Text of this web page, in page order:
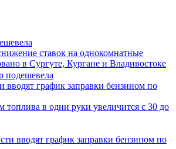
ставок на однокомнатные
в Сургуте, Кургане и Владивостоке
вводят график заправки бензином по
топлива в одни руки увеличится с 30 до